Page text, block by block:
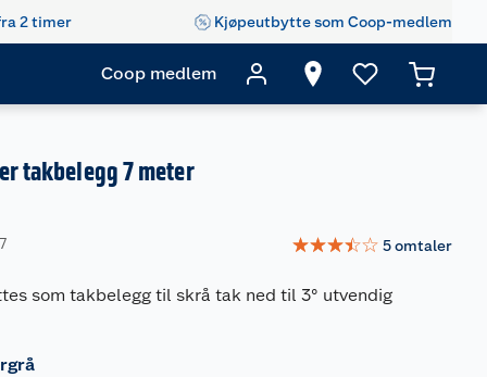
2 timer Kjøpeutbytte som Coop-medlem
Coop medlem
takbelegg 7 meter
☆☆☆☆☆ 5omtaler
som takbelegg til skrå tak ned til 3° utvendig